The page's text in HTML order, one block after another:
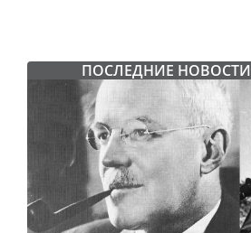
ПОСЛЕДНИЕ НОВОСТИ